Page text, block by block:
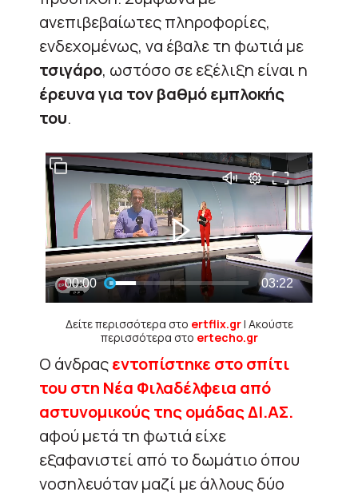
ανεπιβεβαίωτες πληροφορίες,
ενδεχομένως, να έβαλε τη φωτιά με
τσιγάρο, ωστόσο σε εξέλιξη είναι η
έρευνα για τον βαθμό εμπλοκής
του.
Δείτε περισσότερα στο ertflix.gr| Ακούστε
περισσότερα στο ertecho.gr
Ο άνδραςεντοπίστηκε στο σπίτι
του στη Νέα Φιλαδέλφεια από
αστυνομικούς της ομάδας ΔΙ.ΑΣ.
αφού μετά τη φωτιά είχε
εξαφανιστεί από το δωμάτιο όπου
νοσηλευόταν μαζί με άλλους δύο